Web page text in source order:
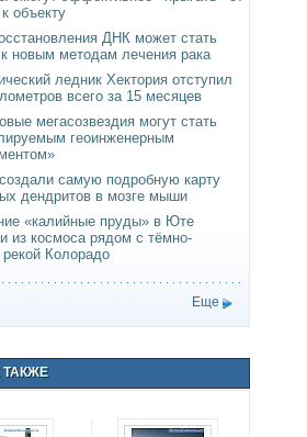
объекту
ДНК может стать
новым методам лечения рака
ледник Хектория отступил
всего за 15 месяцев
мегасозвездия могут стать
геоинженерным
самую подробную карту
дендритов в мозге мыши
«калийные пруды» в Юте
из космоса рядом с тёмно-
рекой Колорадо
Еще
ТАКЖЕ